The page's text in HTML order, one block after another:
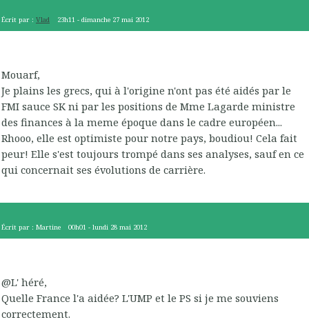
Écrit par : Vlad 23h11 -dimanche 27 mai 2012
Mouarf,
Je plains les grecs, qui à l'origine n'ont pas été aidés par le
FMI sauce SK ni par les positions de Mme Lagarde ministre
des finances à la meme époque dans le cadre européen...
Rhooo, elle est optimiste pour notre pays, boudiou! Cela fait
peur! Elle s'est toujours trompé dans ses analyses, sauf en ce
qui concernait ses évolutions de carrière.
Écrit par : Martine 00h01 -lundi 28 mai 2012
@L' héré,
Quelle France l'a aidée? L'UMP et le PS si je me souviens
correctement.